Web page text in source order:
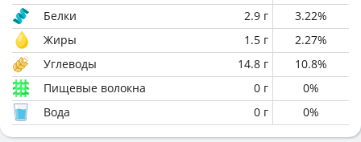
Белки
2.9 г 3.22%
Жиры
1.5 г 2.27%
Углеводы
14.8 г 10.8%
Пищевые волокна
0 г 0%
Вода
0 г 0%